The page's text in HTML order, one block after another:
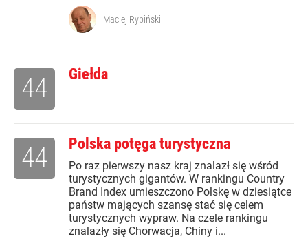
Maciej Rybiński
Giełda
44
Polska potęga turystyczna
Po raz pierwszy nasz kraj znalazł się wśród
turystycznych gigantów. W rankingu Country
Brand Index umieszczono Polskę w dziesiątce
państw mających szansę stać się celem
turystycznych wypraw. Na czele rankingu
znalazły się Chorwacja, Chiny i...
44